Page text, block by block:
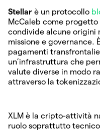
Stellar è un protocollo
McCaleb come progetto
condivide alcune origini
missione e governance.
pagamenti
un’infrastruttura che
valute diverse in modo
attraverso la
XLM è la cripto-attività
ruolo soprattutto